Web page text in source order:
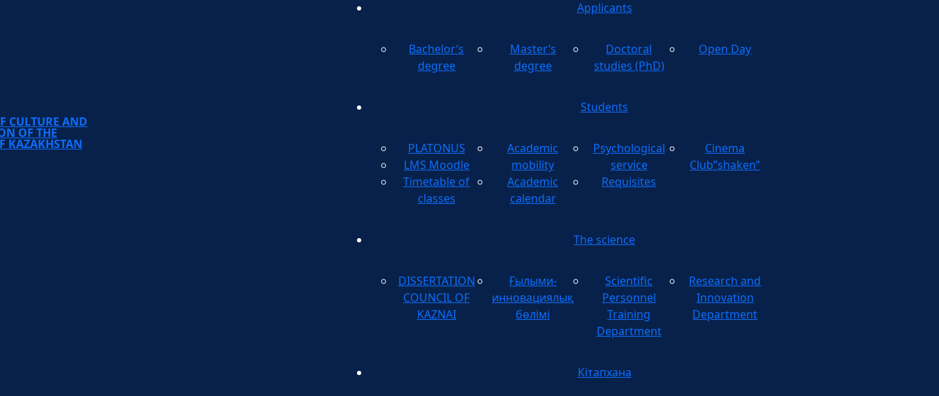
CULTURE AND
OF THE
KAZAKHSTAN
Applicants
Bachelor’s
degree
Master’s
degree
Doctoral
studies (PhD)
Open Day
Students
PLATONUS
LMS Moodle
Timetable of
classes
Academic
mobility
Academic
calendar
Psychological
service
Requisites
Cinema
Club”shaken”
The science
DISSERTATION
COUNCIL OF
KAZNAI
Ғылыми-
инновациялық
бөлімі
Scientific
Personnel
Training
Department
Research and
Innovation
Department
Кітапхана